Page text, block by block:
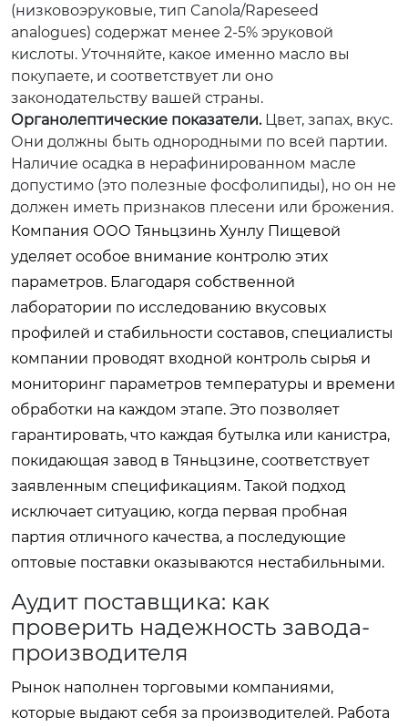
(низковоэруковые, тип Canola/Rapeseed
analogues) содержат менее 2-5% эруковой
кислоты. Уточняйте, какое именно масло вы
покупаете, и соответствует ли оно
законодательству вашей страны.
Органолептические показатели.Цвет, запах, вкус.
Они должны быть однородными по всей партии.
Наличие осадка в нерафинированном масле
допустимо (это полезные фосфолипиды), но он не
должен иметь признаков плесени или брожения.
Компания ООО Тяньцзинь Хунлу Пищевой
уделяет особое внимание контролю этих
параметров. Благодаря собственной
лаборатории по исследованию вкусовых
профилей и стабильности составов, специалисты
компании проводят входной контроль сырья и
мониторинг параметров температуры и времени
обработки на каждом этапе. Это позволяет
гарантировать, что каждая бутылка или канистра,
покидающая завод в Тяньцзине, соответствует
заявленным спецификациям. Такой подход
исключает ситуацию, когда первая пробная
партия отличного качества, а последующие
оптовые поставки оказываются нестабильными.
Аудит поставщика: как
проверить надежность завода-
производителя
Рынок наполнен торговыми компаниями,
которые выдают себя за производителей. Работа